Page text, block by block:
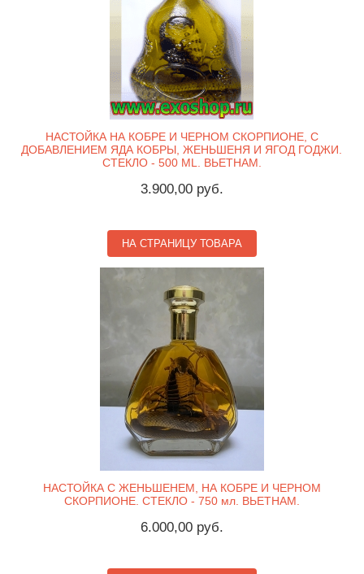
НАСТОЙКА НА КОБРЕ И ЧЕРНОМ СКОРПИОНЕ, С
ДОБАВЛЕНИЕМ ЯДА КОБРЫ, ЖЕНЬШЕНЯ И ЯГОД ГОДЖИ.
СТЕКЛО - 500 ML. ВЬЕТНАМ.
3.900,00 руб.
НА СТРАНИЦУ ТОВАРА
НАСТОЙКА С ЖЕНЬШЕНЕМ, НА КОБРЕ И ЧЕРНОМ
СКОРПИОНЕ. СТЕКЛО - 750 мл. ВЬЕТНАМ.
6.000,00 руб.